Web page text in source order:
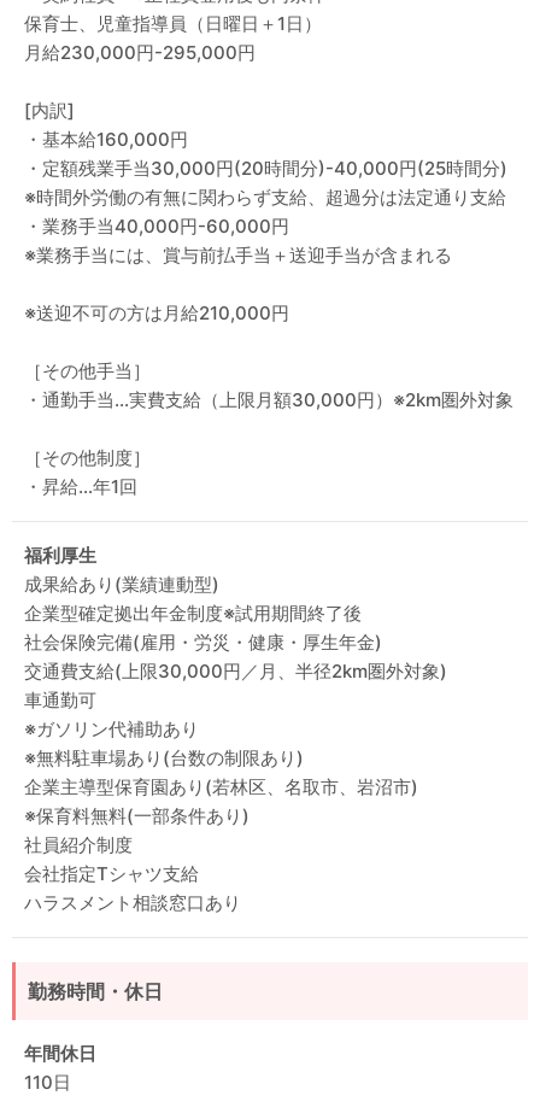
保育士、児童指導員（日曜日＋1日）
月給230,000円-295,000円
[内訳]
・基本給160,000円
・定額残業手当30,000円(20時間分)-40,000円(25時間分)
※時間外労働の有無に関わらず支給、超過分は法定通り支給
・業務手当40,000円-60,000円
※業務手当には、賞与前払手当＋送迎手当が含まれる
※送迎不可の方は月給210,000円
［その他手当］
・通勤手当…実費支給（上限月額30,000円）※2km圏外対象
［その他制度］
・昇給…年1回
福利厚生
成果給あり(業績連動型)
企業型確定拠出年金制度※試用期間終了後
社会保険完備(雇用・労災・健康・厚生年金)
交通費支給(上限30,000円／月、半径2km圏外対象)
車通勤可
※ガソリン代補助あり
※無料駐車場あり(台数の制限あり)
企業主導型保育園あり(若林区、名取市、岩沼市)
※保育料無料(一部条件あり)
社員紹介制度
会社指定Tシャツ支給
ハラスメント相談窓口あり
勤務時間・休日
年間休日
110日